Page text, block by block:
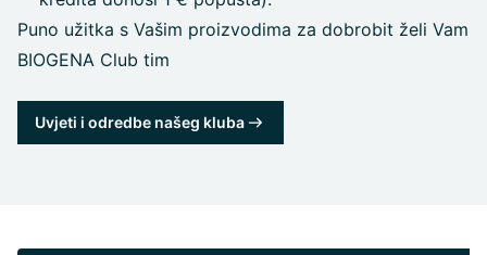
Puno užitka s Vašim proizvodima za dobrobit želi Vam
BIOGENA Club tim
Uvjeti i odredbe našeg kluba